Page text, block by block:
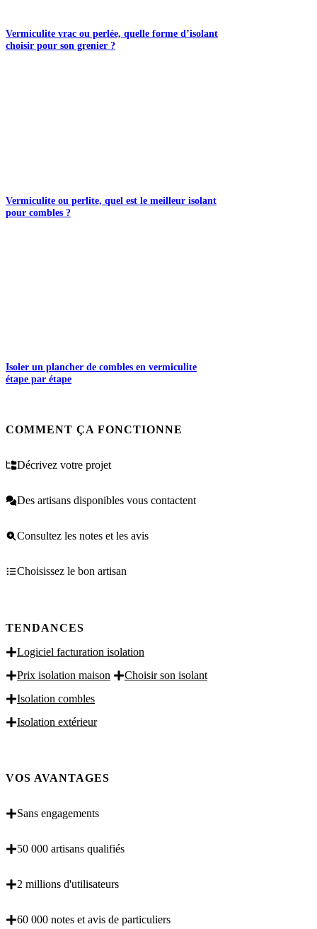
Vermiculite vrac ou perlée, quelle forme d’isolant
choisir pour son grenier ?
Vermiculite ou perlite, quel est le meilleur isolant
pour combles ?
Isoler un plancher de combles en vermiculite
étape par étape
COMMENT ÇA FONCTIONNE
Décrivez votre projet
Des artisans disponibles vous contactent
Consultez les notes et les avis
Choisissez le bon artisan
TENDANCES
Logiciel facturation isolation
Prix isolation maison
Choisir son isolant
Isolation combles
Isolation extérieur
VOS AVANTAGES
Sans engagements
50 000 artisans qualifiés
2 millions d'utilisateurs
60 000 notes et avis de particuliers